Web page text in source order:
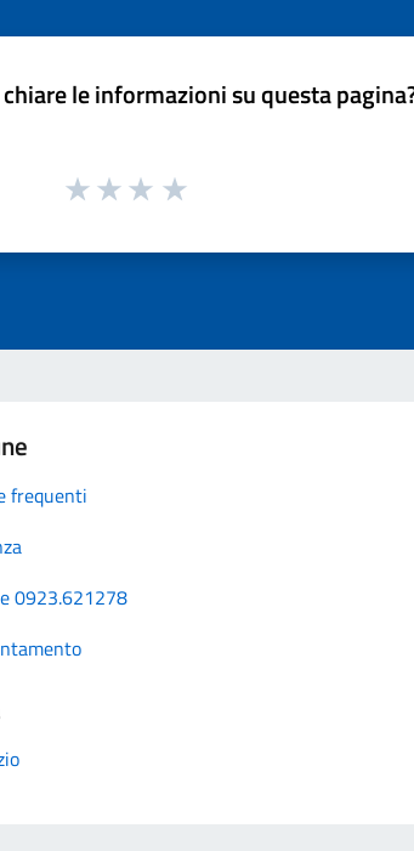
le informazioni su questa
frequenti
0923.621278